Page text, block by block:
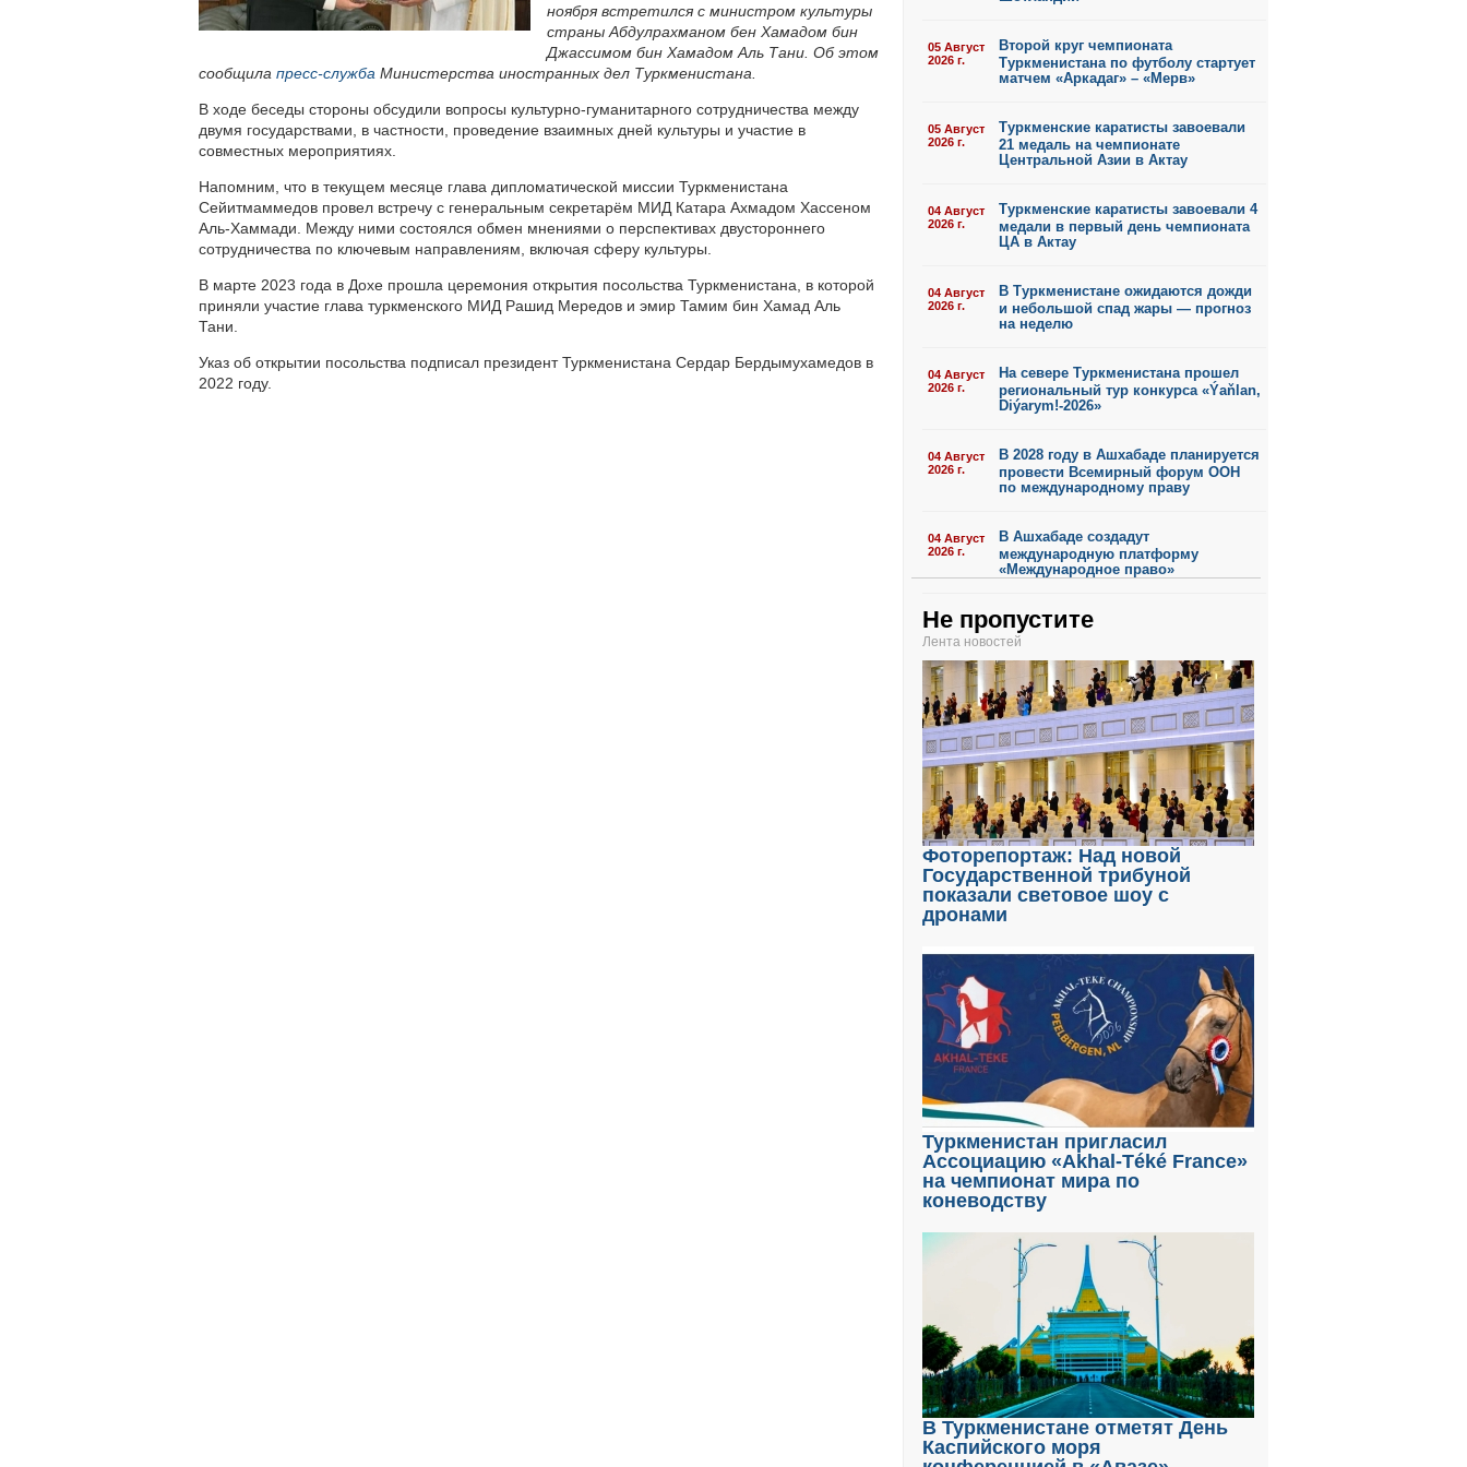
ноября встретился с министром культуры
страны Абдулрахманом бен Хамадом бин
Джассимом бин Хамадом Аль Тани. Об этом
сообщила пресс-служба Министерства иностранных дел Туркменистана.
В ходе беседы стороны обсудили вопросы культурно-гуманитарного сотрудничества между
двумя государствами, в частности, проведение взаимных дней культуры и участие в
совместных мероприятиях.
Напомним, что в текущем месяце глава дипломатической миссии Туркменистана
Сейитмаммедов провел встречу с генеральным секретарём МИД Катара Ахмадом Хассеном
Аль-Хаммади. Между ними состоялся обмен мнениями о перспективах двустороннего
сотрудничества по ключевым направлениям, включая сферу культуры.
В марте 2023 года в Дохе прошла церемония открытия посольства Туркменистана, в которой
приняли участие глава туркменского МИД Рашид Мередов и эмир Тамим бин Хамад Аль
Тани.
Указ об открытии посольства подписал президент Туркменистана Сердар Бердымухамедов в
2022 году.
05 Август
2026 г.
Второй круг чемпионата
Туркменистана по футболу стартует
матчем «Аркадаг» – «Мерв»
05 Август
2026 г.
Туркменские каратисты завоевали
21 медаль на чемпионате
Центральной Азии в Актау
04 Август
2026 г.
Туркменские каратисты завоевали 4
медали в первый день чемпионата
ЦА в Актау
04 Август
2026 г.
В Туркменистане ожидаются дожди
и небольшой спад жары — прогноз
на неделю
04 Август
2026 г.
На севере Туркменистана прошел
региональный тур конкурса «Ýaňlan,
Diýarym!-2026»
04 Август
2026 г.
В 2028 году в Ашхабаде планируется
провести Всемирный форум ООН
по международному праву
04 Август
2026 г.
В Ашхабаде создадут
международную платформу
«Международное право»
Не пропустите
Лента новостей
Фоторепортаж: Над новой
Государственной трибуной
показали световое шоу с
дронами
Туркменистан пригласил
Ассоциацию «Akhal-Téké France»
на чемпионат мира по
коневодству
В Туркменистане отметят День
Каспийского моря